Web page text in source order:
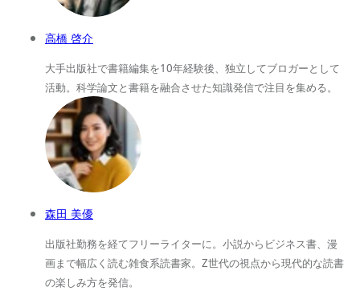
高橋 啓介
大手出版社で書籍編集を10年経験後、独立してブロガーとして
活動。科学論文と書籍を融合させた知識発信で注目を集める。
森田 美優
出版社勤務を経てフリーライターに。小説からビジネス書、漫
画まで幅広く読む雑食系読書家。Z世代の視点から現代的な読書
の楽しみ方を発信。